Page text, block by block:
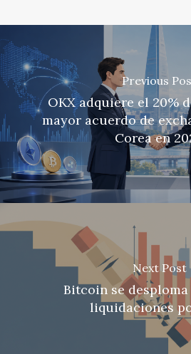
Previous
OKX adquiere el 20%
mayor acuerdo de
Corea en
Next Post
Bitcoin se desploma
liquidaciones